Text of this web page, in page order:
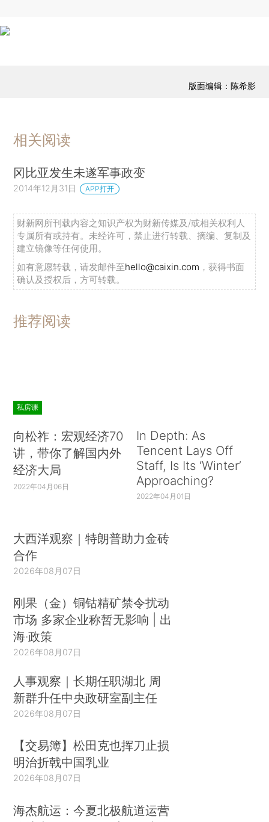
版面编辑：陈希影
相关阅读
冈比亚发生未遂军事政变
2014年12月31日 APP打开
财新网所刊载内容之知识产权为财新传媒及/或相关权利人
专属所有或持有。未经许可，禁止进行转载、摘编、复制及
建立镜像等任何使用。
如有意愿转载，请发邮件至hello@caixin.com ，获得书面
确认及授权后，方可转载。
推荐阅读
私房课
向松祚：宏观经济70
讲，带你了解国内外
经济大局
2022年04月06日
In Depth: As
Tencent Lays Off
Staff, Is Its ‘Winter’
Approaching?
2022年04月01日
大西洋观察｜特朗普助力金砖
合作
2026年08月07日
刚果（金）铜钴精矿禁令扰动
市场 多家企业称暂无影响 | 出
海·政策
2026年08月07日
人事观察｜长期任职湖北 周
新群升任中央政研室副主任
2026年08月07日
【交易簿】松田克也挥刀止损
明治折戟中国乳业
2026年08月07日
海杰航运：今夏北极航道运营